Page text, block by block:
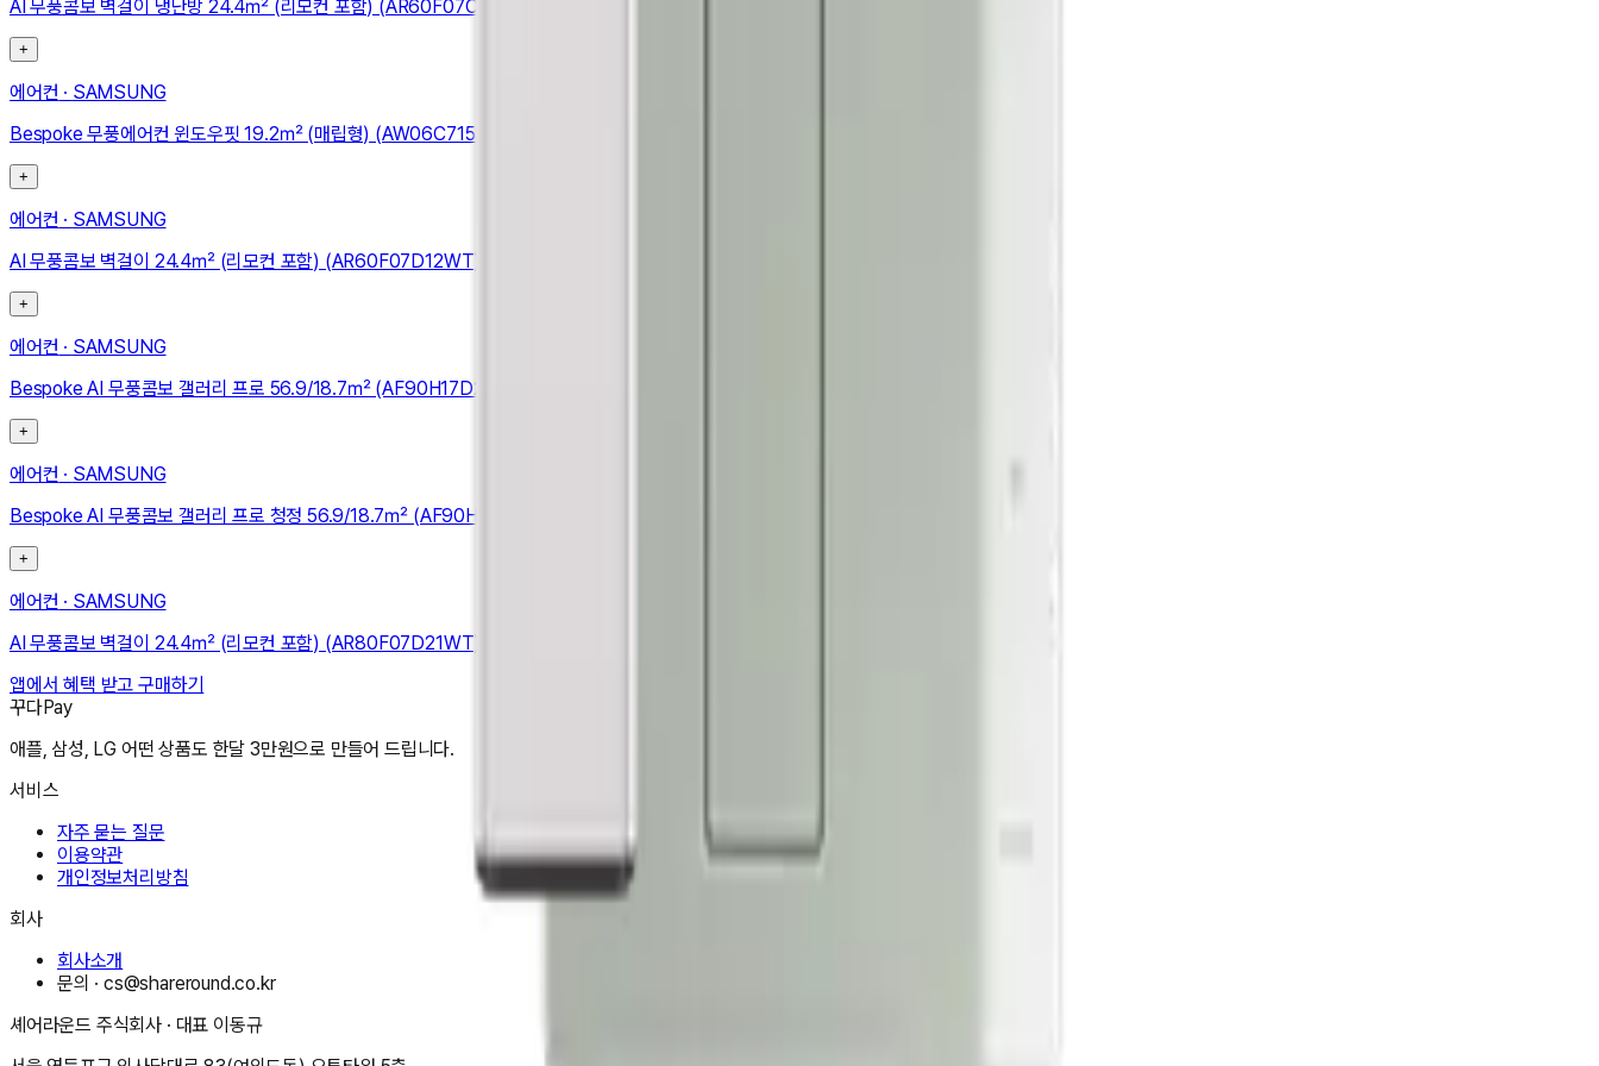
AI 무풍콤보 벽걸이 냉난방 24.4㎡ (리모컨 포함) (AR60F07C14WT)
+
에어컨 · SAMSUNG
Bespoke 무풍에어컨 윈도우핏 19.2㎡ (매립형) (AW06C7155EWAZ)
+
에어컨 · SAMSUNG
AI 무풍콤보 벽걸이 24.4㎡ (리모컨 포함) (AR60F07D12WT)
+
에어컨 · SAMSUNG
Bespoke AI 무풍콤보 갤러리 프로 56.9/18.7㎡ (AF90H17D24GRT)
+
에어컨 · SAMSUNG
Bespoke AI 무풍콤보 갤러리 프로 청정 56.9/18.7㎡ (AF90H17D38ERT)
+
에어컨 · SAMSUNG
AI 무풍콤보 벽걸이 24.4㎡ (리모컨 포함) (AR80F07D21WT)
앱에서 혜택 받고 구매하기
꾸다Pay
애플, 삼성, LG 어떤 상품도 한달 3만원으로 만들어 드립니다.
서비스
자주 묻는 질문
이용약관
개인정보처리방침
회사
회사소개
문의 ·cs@shareround.co.kr
셰어라운드 주식회사 · 대표 이동규